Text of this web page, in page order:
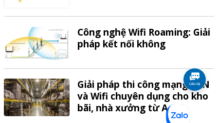
Công nghệ Wifi Roaming: Giải
pháp kết nối không
Giải pháp thi công mạng LAN
và Wifi chuyên dụng cho kho
bãi, nhà xưởng từ A-Z